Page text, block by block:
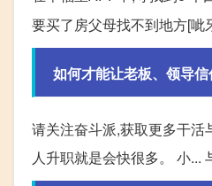
要买了房父母找不到地方[呲
如何才能让老板、领导
请关注奋斗派,获取更多干
人升职就是会快很多。 小...